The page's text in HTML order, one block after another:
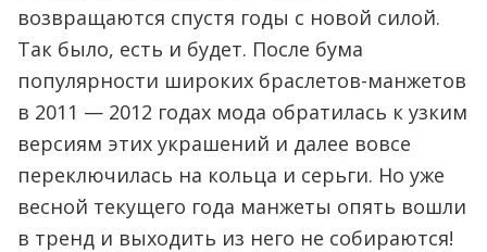
возвращаются спустя годы с новой силой.
Так было, есть и будет. После бума
популярности широких браслетов-манжетов
в 2011 — 2012 годах мода обратилась к узким
версиям этих украшений и далее вовсе
переключилась на кольца и серьги. Но уже
весной текущего года манжеты опять вошли
в тренд и выходить из него не собираются!